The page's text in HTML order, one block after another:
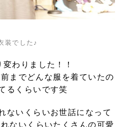
装でした♪
わりました！！
までどんな服を着ていたの
るくらいです笑
ないくらいお世話になって
ないくらいたくさんの可愛